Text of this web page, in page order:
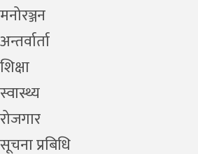
मनोरञ्जन
अन्तर्वार्ता
शिक्षा
स्वास्थ्य
रोजगार
सूचना प्रबिधि